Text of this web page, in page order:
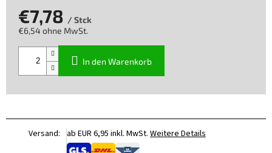
€7,78 / Stck
€6,54 ohne MwSt.
In den Warenkorb
Versand: ab EUR 6,95 inkl. MwSt. Weitere Details